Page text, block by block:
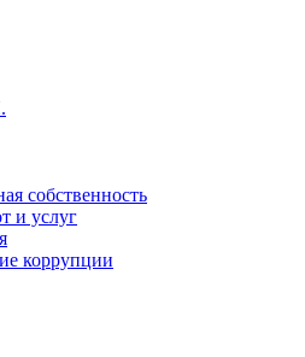
собственность
и услуг
коррупции